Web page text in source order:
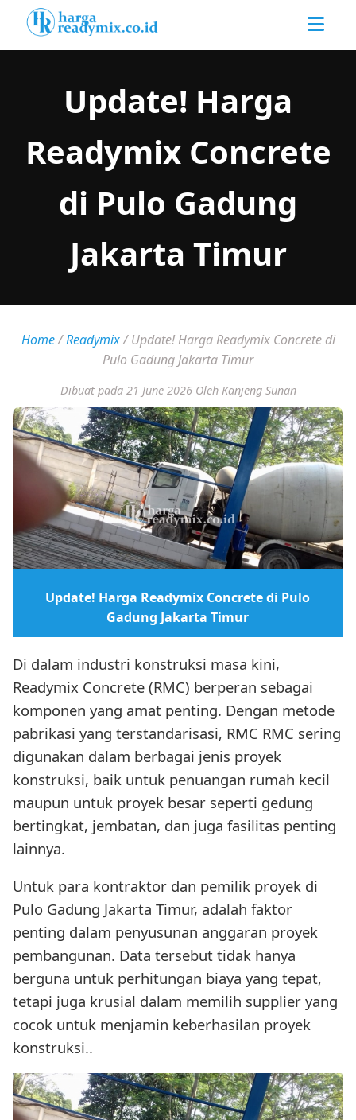
Update! Harga
Readymix Concrete
di Pulo Gadung
Jakarta Timur
Home/Readymix/Update! Harga Readymix Concrete di
Pulo Gadung Jakarta Timur
Dibuat pada 21 June 2026 Oleh Kanjeng Sunan
Update! Harga Readymix Concrete di Pulo
Gadung Jakarta Timur
Di dalam industri konstruksi masa kini,
Readymix Concrete (RMC) berperan sebagai
komponen yang amat penting. Dengan metode
pabrikasi yang terstandarisasi, RMC RMC sering
digunakan dalam berbagai jenis proyek
konstruksi, baik untuk penuangan rumah kecil
maupun untuk proyek besar seperti gedung
bertingkat, jembatan, dan juga fasilitas penting
lainnya.
Untuk para kontraktor dan pemilik proyek di
Pulo Gadung Jakarta Timur, adalah faktor
penting dalam penyusunan anggaran proyek
pembangunan. Data tersebut tidak hanya
berguna untuk perhitungan biaya yang tepat,
tetapi juga krusial dalam memilih supplier yang
cocok untuk menjamin keberhasilan proyek
konstruksi..